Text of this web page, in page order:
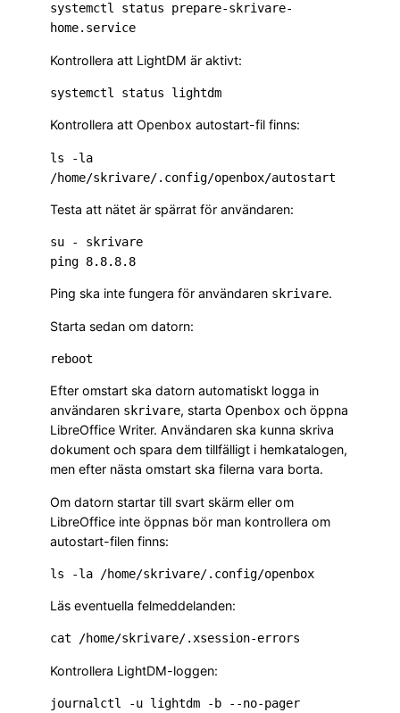
systemctl status prepare-skrivare-
Kontrollera att LightDM är aktivt:
Kontrollera att Openbox autostart-fil finns:
ls -la
Testa att nätet är spärrat för användaren:
su - skrivare
Ping ska inte fungera för användaren skrivare.
Starta sedan om datorn:
Efter omstart ska datorn automatiskt logga in
användaren skrivare, starta Openbox och öppna
LibreOffice Writer. Användaren ska kunna skriva
dokument och spara dem tillfälligt i hemkatalogen,
men efter nästa omstart ska filerna vara borta.
Om datorn startar till svart skärm eller om
LibreOffice inte öppnas bör man kontrollera om
autostart-filen finns:
Läs eventuella felmeddelanden:
Kontrollera LightDM-loggen: